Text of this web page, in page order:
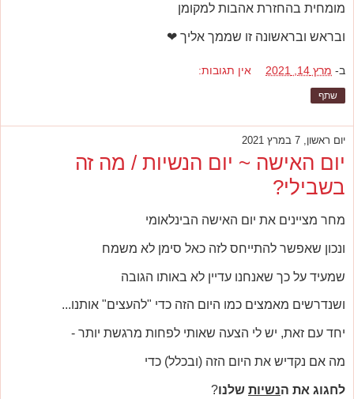
מומחית בהחזרת אהבות למקומן
ובראש ובראשונה זו שממך אליך ❤
ב- מרץ 14, 2021 אין תגובות:
שתף
יום ראשון, 7 במרץ 2021
יום האישה ~ יום הנשיות / מה זה
בשבילי?
מחר מציינים את יום האישה הבינלאומי
ונכון שאפשר להתייחס לזה כאל סימן לא משמח
שמעיד על כך שאנחנו עדיין לא באותו הגובה
ושנדרשים מאמצים כמו היום הזה כדי "להעצים" אותנו...
יחד עם זאת, יש לי הצעה שאותי לפחות מרגשת יותר -
מה אם נקדיש את היום הזה (ובכלל) כדי
לחגוג את הנשיות שלנו?